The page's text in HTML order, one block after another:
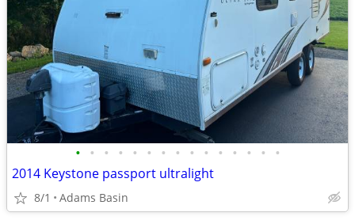
• • • • • • • • • • • • • • •
2014 Keystone passport ultralight
8/1 Adams Basin